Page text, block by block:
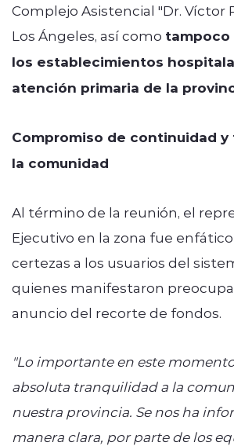
Complejo Asistencial "Dr. Víctor
Los Ángeles, así como tampoco
los establecimientos
atención primaria de la
Compromiso de continuidad y
la comunidad
Al término de la reunión, el
Ejecutivo en la zona fue
certezas a los usuarios del
quienes manifestaron
anuncio del recorte de fondos.
"Lo importante en este
absoluta tranquilidad a la
nuestra provincia. Se nos ha
manera clara, por parte de los